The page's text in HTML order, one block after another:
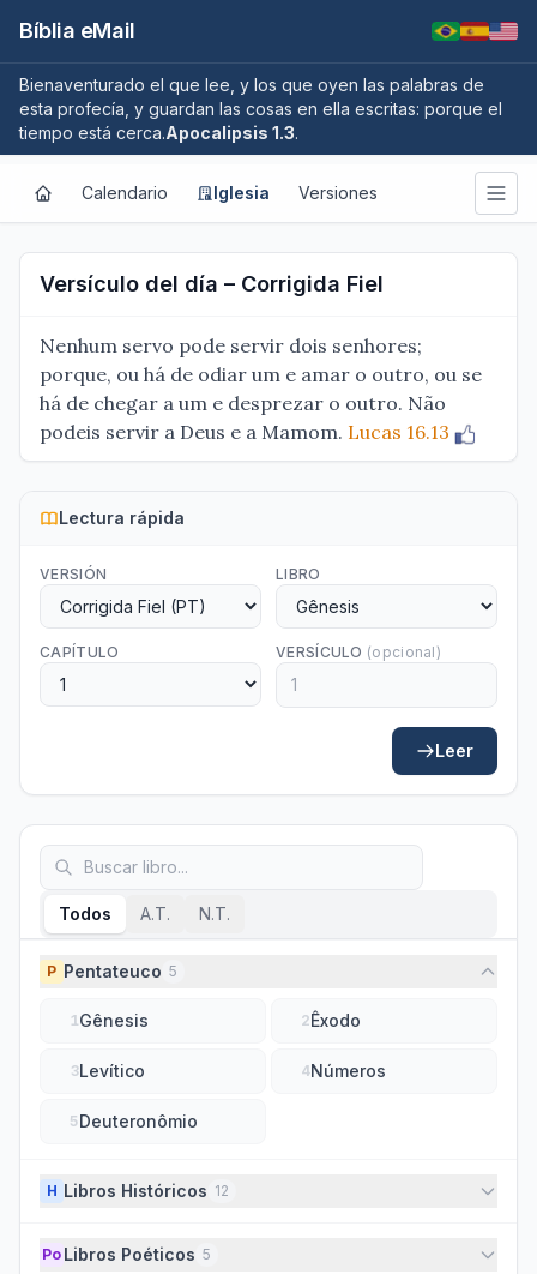
Bíblia eMail
Bienaventurado el que lee, y los que oyen las palabras de
esta profecía, y guardan las cosas en ella escritas: porque el
tiempo está cerca.Apocalipsis 1.3.
Calendario Iglesia Versiones
Versículo del día – Corrigida Fiel
Nenhum servo pode servir dois senhores;
porque, ou há de odiar um e amar o outro, ou se
há de chegar a um e desprezar o outro. Não
podeis servir a Deus e a Mamom. Lucas 16.13
Lectura rápida
VERSIÓN LIBRO
CAPÍTULO VERSÍCULO (opcional)
Leer
Todos A.T. N.T.
P Pentateuco 5
1Gênesis 2Êxodo
3Levítico 4Números
5Deuteronômio
H Libros Históricos 12
Po Libros Poéticos 5